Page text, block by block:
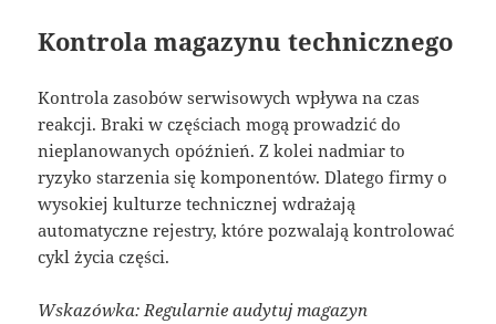
Kontrola magazynu technicznego
Kontrola zasobów serwisowych wpływa na czas
reakcji. Braki w częściach mogą prowadzić do
nieplanowanych opóźnień. Z kolei nadmiar to
ryzyko starzenia się komponentów. Dlatego firmy o
wysokiej kulturze technicznej wdrażają
automatyczne rejestry, które pozwalają kontrolować
cykl życia części.
Wskazówka: Regularnie audytuj magazyn